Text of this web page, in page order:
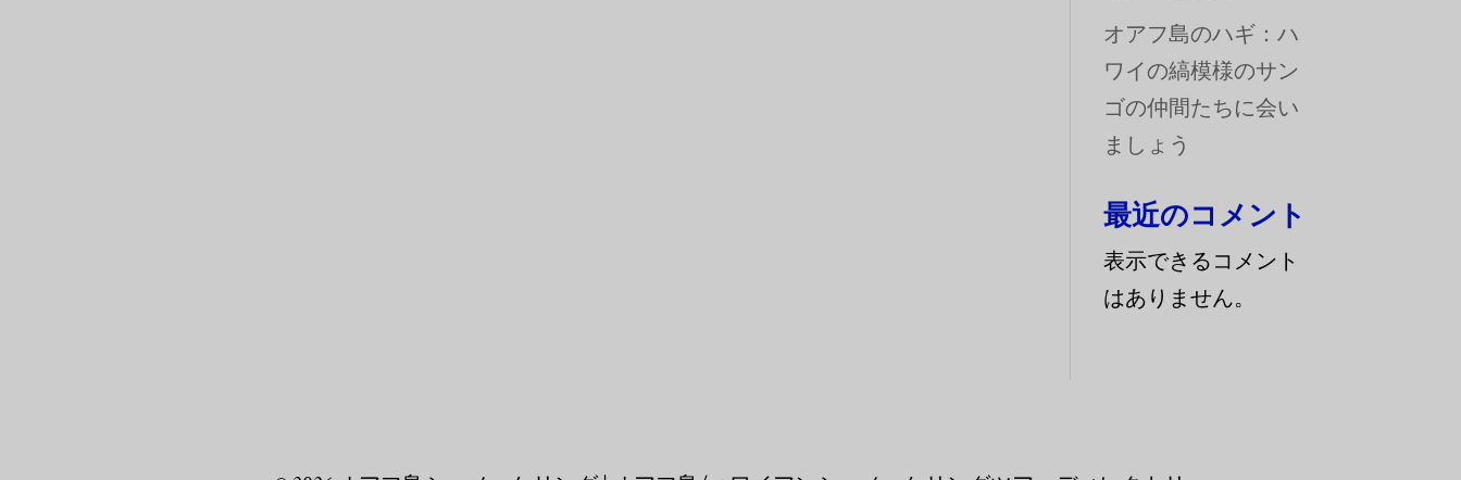
オアフ島のハギ：ハ
ワイの縞模様のサン
ゴの仲間たちに会い
ましょう
最近のコメント
表示できるコメント
はありません。